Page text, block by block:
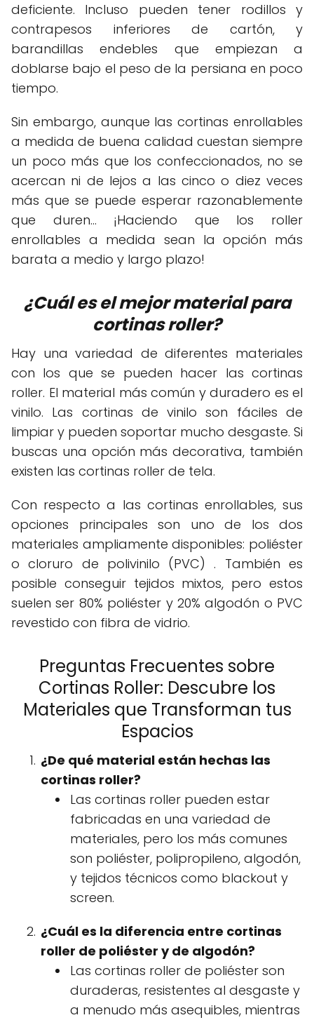
deficiente. Incluso pueden tener rodillos y
contrapesos inferiores de cartón, y
barandillas endebles que empiezan a
doblarse bajo el peso de la persiana en poco
tiempo.
Sin embargo, aunque las cortinas enrollables
a medida de buena calidad cuestan siempre
un poco más que los confeccionados, no se
acercan ni de lejos a las cinco o diez veces
más que se puede esperar razonablemente
que duren... ¡Haciendo que los roller
enrollables a medida sean la opción más
barata a medio y largo plazo!
¿Cuál es el mejor material para
cortinas roller?
Hay una variedad de diferentes materiales
con los que se pueden hacer las cortinas
roller. El material más común y duradero es el
vinilo. Las cortinas de vinilo son fáciles de
limpiar y pueden soportar mucho desgaste. Si
buscas una opción más decorativa, también
existen las cortinas roller de tela.
Con respecto a las cortinas enrollables, sus
opciones principales son uno de los dos
materiales ampliamente disponibles: poliéster
o cloruro de polivinilo (PVC) . También es
posible conseguir tejidos mixtos, pero estos
suelen ser 80% poliéster y 20% algodón o PVC
revestido con fibra de vidrio.
Preguntas Frecuentes sobre
Cortinas Roller: Descubre los
Materiales que Transforman tus
Espacios
¿De qué material están hechas las
cortinas roller?
Las cortinas roller pueden estar
fabricadas en una variedad de
materiales, pero los más comunes
son poliéster, polipropileno, algodón,
y tejidos técnicos como blackout y
screen.
¿Cuál es la diferencia entre cortinas
roller de poliéster y de algodón?
Las cortinas roller de poliéster son
duraderas, resistentes al desgaste y
a menudo más asequibles, mientras